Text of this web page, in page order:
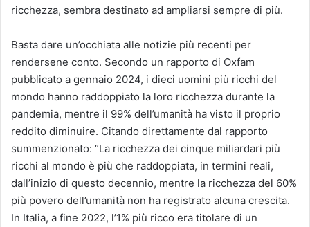
ricchezza, sembra destinato ad ampliarsi sempre di più.
Basta dare un’occhiata alle notizie più recenti per
rendersene conto. Secondo un rapporto di Oxfam
pubblicato a gennaio 2024, i dieci uomini più ricchi del
mondo hanno raddoppiato la loro ricchezza durante la
pandemia, mentre il 99% dell’umanità ha visto il proprio
reddito diminuire. Citando direttamente dal rapporto
summenzionato: “La ricchezza dei cinque miliardari più
ricchi al mondo è più che raddoppiata, in termini reali,
dall’inizio di questo decennio, mentre la ricchezza del 60%
più povero dell’umanità non ha registrato alcuna crescita.
In Italia, a fine 2022, l’1% più ricco era titolare di un